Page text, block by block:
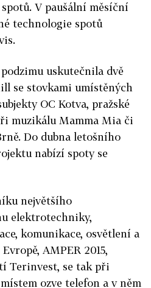
V paušální měsíční
technologie spotů
uskutečnila dvě
se stovkami umístěných
OC Kotva, pražské
muzikálu Mamma Mia či
Do dubna letošního
nabízí spoty se
největšího
elektrotechniky,
komunikace, osvětlení a
AMPER 2015,
Terinvest, se tak při
ozve telefon a v něm